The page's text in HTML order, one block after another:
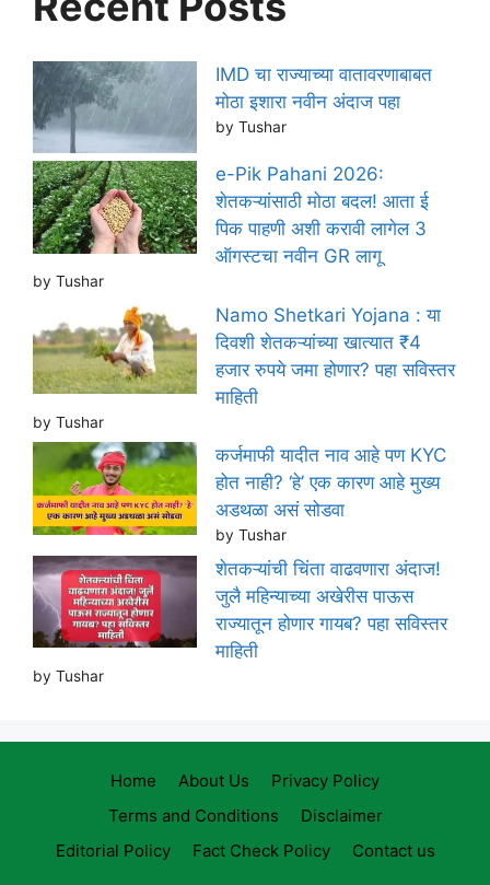
IMD चा राज्याच्या वातावरणाबाबत
मोठा इशारा नवीन अंदाज पहा
by Tushar
e-Pik Pahani 2026:
शेतकऱ्यांसाठी मोठा बदल! आता ई
पिक पाहणी अशी करावी लागेल 3
ऑगस्टचा नवीन GR लागू
by Tushar
Namo Shetkari Yojana : या
दिवशी शेतकऱ्यांच्या खात्यात ₹4
हजार रुपये जमा होणार? पहा सविस्तर
माहिती
by Tushar
कर्जमाफी यादीत नाव आहे पण KYC
होत नाही? ‘हे’ एक कारण आहे मुख्य
अडथळा असं सोडवा
by Tushar
शेतकऱ्यांची चिंता वाढवणारा अंदाज!
जुलै महिन्याच्या अखेरीस पाऊस
राज्यातून होणार गायब? पहा सविस्तर
माहिती
by Tushar
Home About Us
Privacy Policy
Terms and Conditions
Disclaimer
Editorial Policy
Fact Check Policy
Contact us